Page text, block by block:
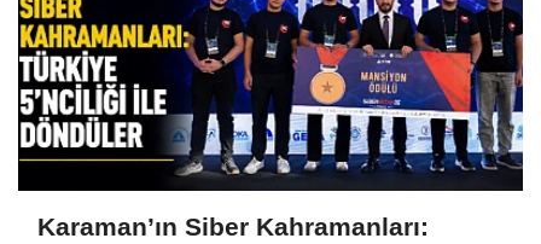
Karaman’ın Siber Kahramanları: